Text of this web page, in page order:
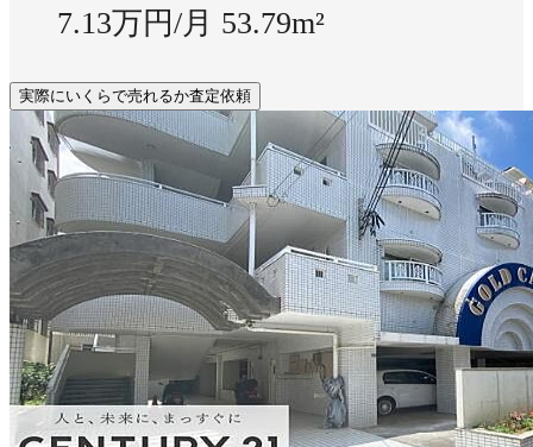
7.13万円/月 53.79m²
実際にいくらで売れるか査定依頼